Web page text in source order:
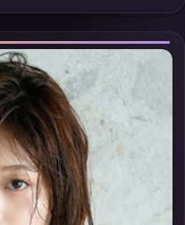
享高清在线追剧体验。